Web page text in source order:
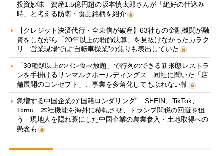
投資妙味 資産1.5億円超の坂本慎太郎さんが「絶好の仕込み
時」と考える防衛・食品銘柄を紹介
【クレジット決済代行・全東信が破産】63社もの金融機関が融
資をしながら「20年以上の粉飾決算」を見抜けなかったカラク
リ 営業現場では“自転車操業”の焦りも表出していた
「30種類以上のパン食べ放題」で行列のできる新形態レストラ
ンを手掛けるサンマルクホールディングス 同社に聞いた「店
舗展開のコンセプト」、事業を多角化してもぶれない軸
急増する中国企業の“国籍ロンダリング” SHEIN、TikTok、
Temu…本社機能を海外に移転させ、トランプ関税の回避を狙
う 現地人を隠れ蓑にした中国企業の農業参入・土地取得への
懸念も